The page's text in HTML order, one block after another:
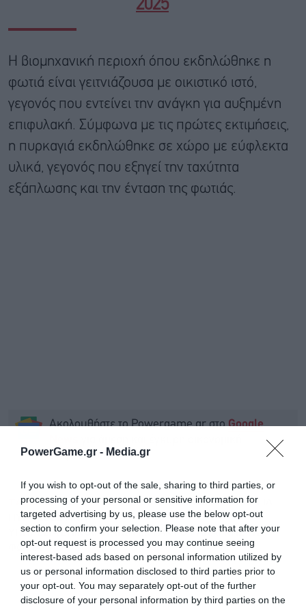
PowerGame.gr - Media.gr
If you wish to opt-out of the sale, sharing to third parties, or
processing of your personal or sensitive information for
targeted advertising by us, please use the below opt-out
section to confirm your selection. Please note that after your
opt-out request is processed you may continue seeing
interest-based ads based on personal information utilized by
us or personal information disclosed to third parties prior to
your opt-out. You may separately opt-out of the further
disclosure of your personal information by third parties on the
2025
Η βιομηχανική περιοχή όπου εκδηλώθηκε η
φωτιά είναι γειτνιάζουσα με οικιστικό ιστό,
γεγονός που εντείνει την ανάγκη για αυξημένη
επιφυλακή. Σύμφωνα με τις πρώτες εκτιμήσεις,
η πυρκαγιά εκδηλώθηκε σε χώρο με εύφλεκτα
υλικά, γεγονός που εξηγεί την ταχύτητα
εξάπλωσης και την ένταση της φωτιάς.
Ακολουθήστε το Powergame.gr στοGoogle
ενημέρωση!
TAGS: ΕΡΓΟΣΤΑΣΙΟ ΕΥΒΟΙΑ ΠΛΑΣΤΙΚΑ ΠΥΡΚΑΓΙΑ
ΠΥΡΟΣΒΕΣΤΙΚΗ
ΥΠΗΡΕΣΙΑ ΕΠΙΚΟΙΝΩΝΙΩΝ ΕΚΤΑΚΤΟΥ ΑΝΑΓΚΗΣ 112
ΦΩΤΙΑ